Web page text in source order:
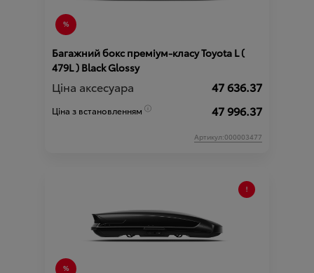
Багажний бокс преміум-класу Toyota L (
479L ) Black Glossy
Ціна аксесуара 47 636.37
Ціна з встановленням 47 996.37
Артикул:000003477